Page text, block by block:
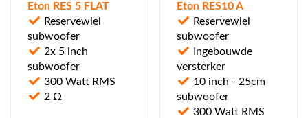
Eton RES 5 FLAT
Reservewiel
subwoofer
2x 5 inch
subwoofer
300 Watt RMS
2 Ω
Eton RES10 A
Reservewiel
subwoofer
Ingebouwde
versterker
10 inch - 25cm
subwoofer
300 Watt RMS